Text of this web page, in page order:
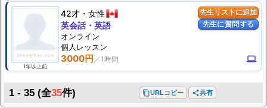
先生リストに追加
先生に質問する
1年以上前
42才 女性
3000円 computer
英会話・英語
オンライン
個人 レッスン
1 - 35 (全35件) content_copyURLコピー share共有